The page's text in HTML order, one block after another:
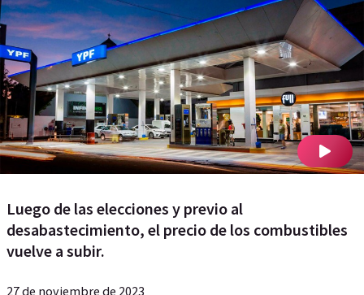
Luego de las elecciones y previo al
desabastecimiento, el precio de los combustibles
vuelve a subir.
27 de noviembre de 2023